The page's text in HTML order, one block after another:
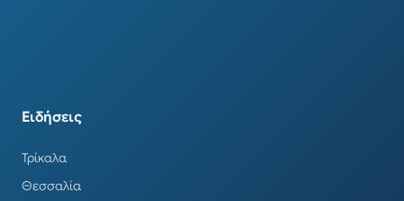
Ειδήσεις
Τρίκαλα
Θεσσαλία